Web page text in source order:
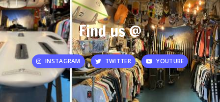
Find us @
INSTAGRAM TWITTER YOUTUBE